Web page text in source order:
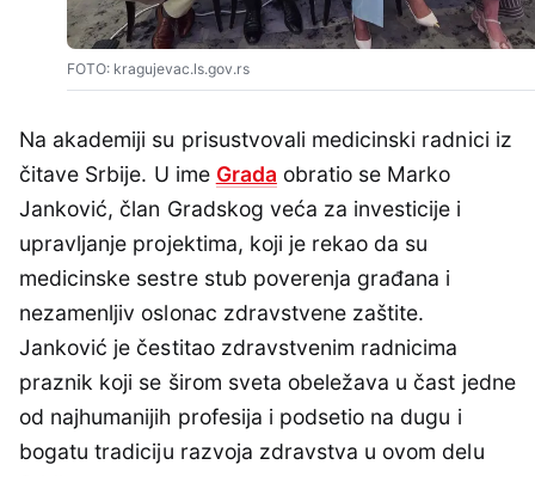
FOTO: kragujevac.ls.gov.rs
Na akademiji su prisustvovali medicinski radnici iz
čitave Srbije. U ime Grada obratio se Marko
Janković, član Gradskog veća za investicije i
upravljanje projektima, koji je rekao da su
medicinske sestre stub poverenja građana i
nezamenljiv oslonac zdravstvene zaštite.
Janković je čestitao zdravstvenim radnicima
praznik koji se širom sveta obeležava u čast jedne
od najhumanijih profesija i podsetio na dugu i
bogatu tradiciju razvoja zdravstva u ovom delu